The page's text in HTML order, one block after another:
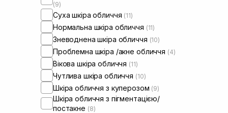
(9)
Суха шкіра обличчя (11)
Нормальна шкіра обличчя (11)
Зневоднена шкіра обличчя (10)
Проблемна шкіра /акне обличчя (4)
Вікова шкіра обличчя (11)
Чутлива шкіра обличчя (10)
Шкіра обличчя з куперозом (9)
Шкіра обличчя з пігментацією/
постакне (8)